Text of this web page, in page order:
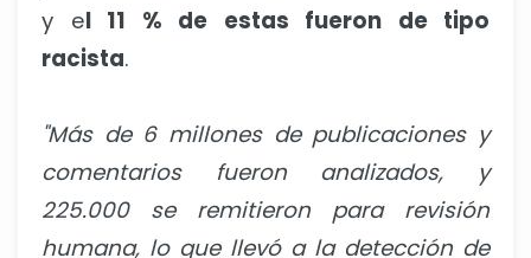
y el 11 % de estas fueron de tipo
racista.
"Más de 6 millones de publicaciones y
comentarios fueron analizados, y
225.000 se remitieron para revisión
humana, lo que llevó a la detección de